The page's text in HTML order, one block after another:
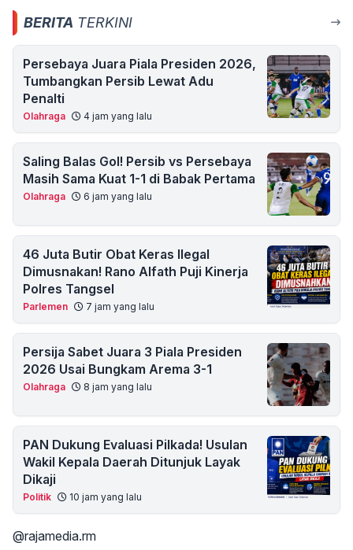
BERITA TERKINI
Persebaya Juara Piala Presiden 2026,
Tumbangkan Persib Lewat Adu
Penalti
Olahraga 4 jam yang lalu
Saling Balas Gol! Persib vs Persebaya
Masih Sama Kuat 1-1 di Babak Pertama
Olahraga 6 jam yang lalu
46 Juta Butir Obat Keras Ilegal
Dimusnakan! Rano Alfath Puji Kinerja
Polres Tangsel
Parlemen 7 jam yang lalu
Persija Sabet Juara 3 Piala Presiden
2026 Usai Bungkam Arema 3-1
Olahraga 8 jam yang lalu
PAN Dukung Evaluasi Pilkada! Usulan
Wakil Kepala Daerah Ditunjuk Layak
Dikaji
Politik 10 jam yang lalu
@rajamedia.rm